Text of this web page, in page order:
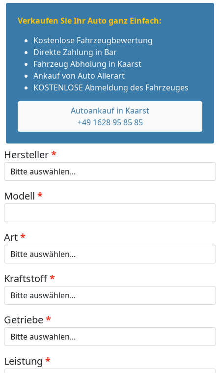
Verkaufen Sie Ihr Auto ganz Einfach:
Kostenlose Fahrzeugbewertung
Direkte Zahlung in Bar
Fahrzeug Abholung in Kaarst
Ankauf von Auto Allerart
KOSTENLOSE Abmeldung des Fahrzeuges
Autoankauf in Kaarst
+49 1628 95 85 85
Hersteller
Modell
Art
Kraftstoff
Getriebe
Leistung